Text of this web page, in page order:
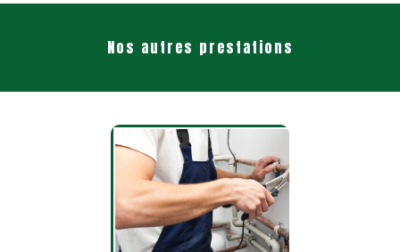
Nos autres prestations